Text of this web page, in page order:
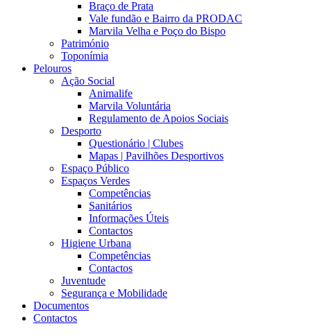
Braço de Prata
Vale fundão e Bairro da PRODAC
Marvila Velha e Poço do Bispo
Património
Toponímia
Pelouros
Ação Social
Animalife
Marvila Voluntária
Regulamento de Apoios Sociais
Desporto
Questionário | Clubes
Mapas | Pavilhões Desportivos
Espaço Público
Espaços Verdes
Competências
Sanitários
Informações Úteis
Contactos
Higiene Urbana
Competências
Contactos
Juventude
Segurança e Mobilidade
Documentos
Contactos